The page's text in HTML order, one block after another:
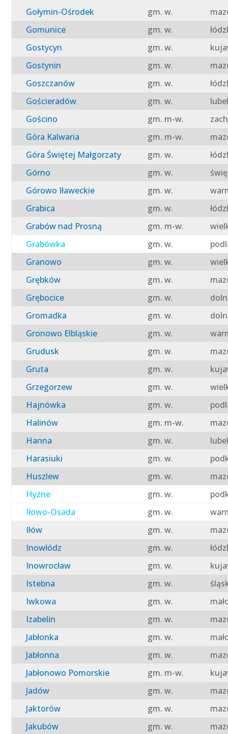
Gołymin-Ośrodek
gm. w.
Gomunice
gm. w.
Gostycyn
gm. w.
Gostynin
gm. w.
Goszczanów
gm. w.
Gościeradów
gm. w.
Gościno
gm. m-w.
Góra Kalwaria
gm. m-w.
Góra Świętej Małgorzaty
gm. w.
Górno
gm. w.
Górowo Iławeckie
gm. w.
Grabica
gm. w.
Grabów nad Prosną
gm. m-w.
Grabówka
gm. w.
Granowo
gm. w.
Grębków
gm. w.
Grębocice
gm. w.
Gromadka
gm. w.
Gronowo Elbląskie
gm. w.
Grudusk
gm. w.
Gruta
gm. w.
Grzegorzew
gm. w.
Hajnówka
gm. w.
Halinów
gm. m-w.
Hanna
gm. w.
Harasiuki
gm. w.
Huszlew
gm. w.
Hyżne
gm. w.
Iłowo-Osada
gm. w.
Iłów
gm. w.
Inowłódz
gm. w.
Inowrocław
gm. w.
Istebna
gm. w.
Iwkowa
gm. w.
Izabelin
gm. w.
Jabłonka
gm. w.
Jabłonna
gm. w.
Jabłonowo Pomorskie
gm. m-w.
Jadów
gm. w.
Jaktorów
gm. w.
Jakubów
gm. w.